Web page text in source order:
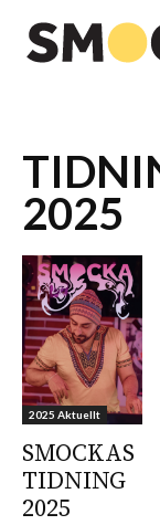
2025
2025 Aktuellt
SMOCKAS
TIDNING
2025